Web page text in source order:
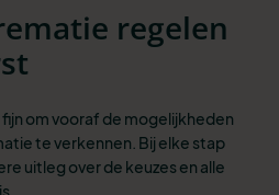
regelen
om vooraf de mogelijkheden
te verkennen. Bij elke stap
uitleg over de keuzes en alle